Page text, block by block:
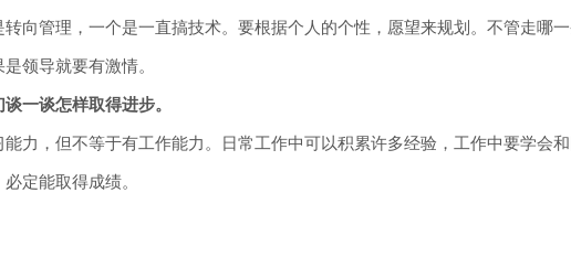
向管理，一个是一直搞技术。要根据个人的个性，愿望来规划。不管走哪
领导就要有激情。
一谈怎样取得进步。
力，但不等于有工作能力。日常工作中可以积累许多经验，工作中要学会
定能取得成绩。